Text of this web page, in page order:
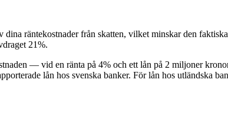
dina räntekostnader från skatten, vilket minskar den
21%.
— vid en ränta på 4% och ett lån på 2 miljoner
lån hos svenska banker. För lån hos utländska